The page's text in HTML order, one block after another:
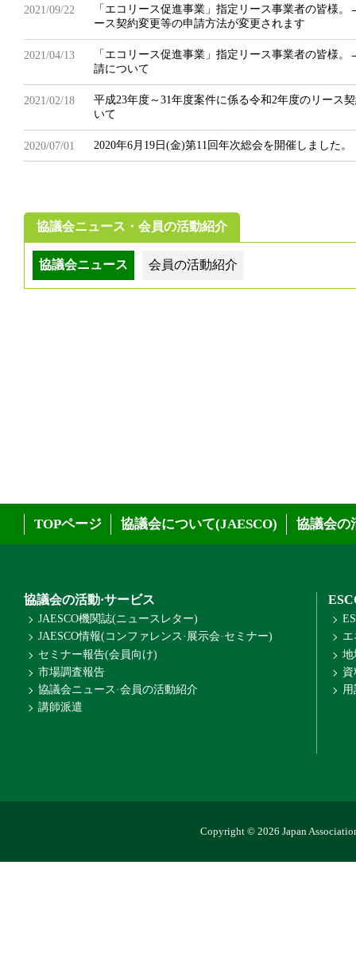
2021/09/22
「エコリース促進事業」指定リース事業者の皆様
ース契約変更等の申請方法が変更されます
2021/04/13
「エコリース促進事業」指定リース事業者の皆様
請について
2021/02/18
平成23年度～31年度案件に係る令和2年度のリース
いて
2020/07/01 2020年6月19日(金)第11回年次総会を開催しました。
協議会ニュース・会員の活動紹介
協議会ニュース 会員の活動紹介
TOPページ 協議会について(JAESCO) 協議会の
協議会の活動·サービス
JAESCO機関誌(ニュースレター)
JAESCO情報(コンファレンス·展示会·セミナー)
セミナー報告(会員向け)
市場調査報告
協議会ニュース·会員の活動紹介
講師派遣
地
Copyright © 2026 Japan